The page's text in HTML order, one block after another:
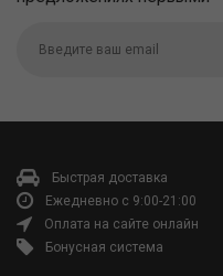
Быстрая доставка
Ежедневно с 9:00-21:00
Оплата на сайте онлайн
Бонусная система